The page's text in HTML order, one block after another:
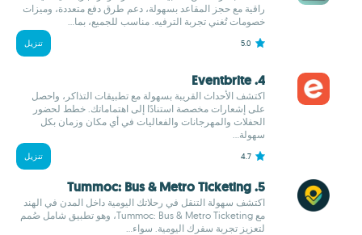
راقية مع حجز المقاعد بسهولة، دعم طرق دفع متعددة، وميزات
خصومات تُغني تجربة الترفيه. مناسب للجميع، بما...
5.0 تنزيل
4. Eventbrite
اكتشف الأحداث القريبة بسهولة مع تطبيقات التذاكر، واحصل
على إشعارات مخصصة استنادًا إلى اهتماماتك. خطط لحضور
الحفلات والمهرجانات والفعاليات في أي مكان وزمان بكل
سهولة...
4.7 تنزيل
5. Tummoc: Bus & Metro Ticketing
اكتشف سهولة التنقل في رحلاتك اليومية داخل المدن في الهند
مع Tummoc: Bus & Metro Ticketing، وهو تطبيق شامل صُمم
لتعزيز تجربة سفرك اليومية. سواء...